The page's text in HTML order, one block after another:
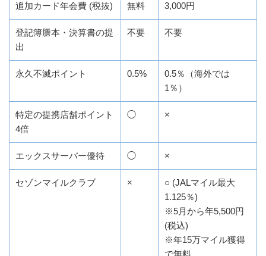
追加カード年会費 (税抜) 無料 3,000円
登記簿謄本・決算書の提
出
不要 不要
永久不滅ポイント 0.5%
0.5％（海外では
1％）
特定の提携店舗ポイント
4倍
◯ ×
エックスサーバー優待 ◯ ×
セゾンマイルクラブ ×
○ (JALマイル最大
1.125％)
※5月から年5,500円
(税込)
※年15万マイル獲得